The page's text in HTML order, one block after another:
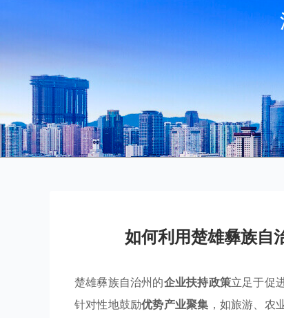
如何利用楚雄彝族自
楚雄彝族自治州的企业扶持政策立足于促
针对性地鼓励优势产业聚集 ，如旅游、农